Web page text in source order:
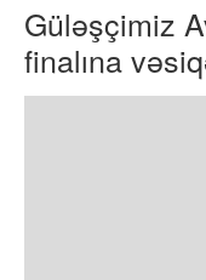
MOK
OLIMPIYA OYUNLARI
ÇAP VERSIYASI
TV
Güləşçimiz
finalına